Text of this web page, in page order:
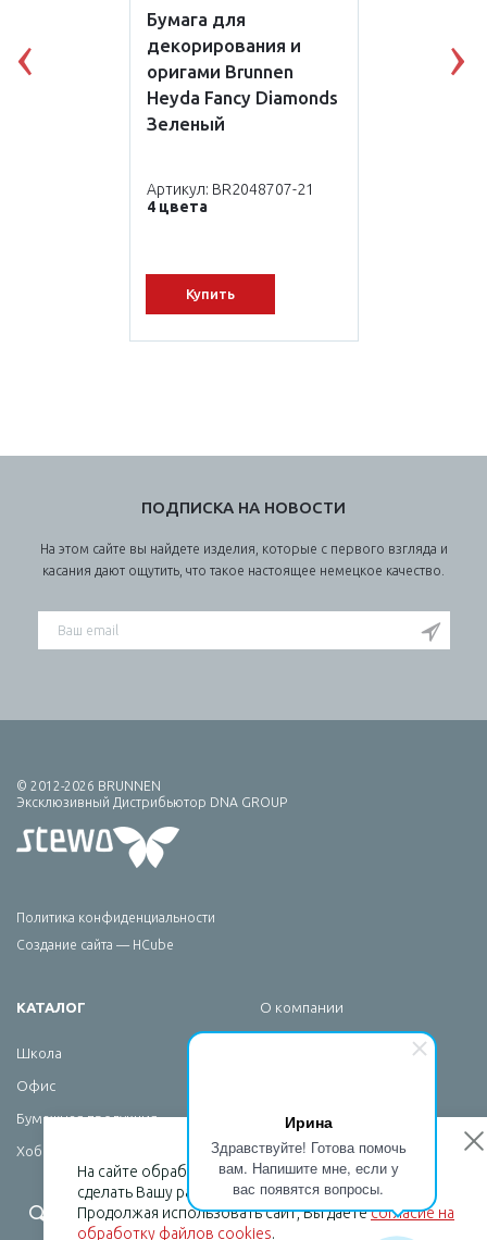
Ирина
Здравствуйте! Готова помочь
вам. Напишите мне, если у
вас появятся вопросы.
Бумага для
декорирования и
оригами Brunnen
Heyda Fancy Diamonds
Зеленый
Артикул: BR2048707-21
4 цвета
Купить
ПОДПИСКА НА НОВОСТИ
На этом сайте вы найдете изделия, которые с первого взгляда и
касания дают ощутить, что такое настоящее немецкое качество.
© 2012-2026 BRUNNEN
Эксклюзивный Дистрибьютор DNA GROUP
Политика конфиденциальности
Создание сайта — HCube
КАТАЛОГ
Школа
Офис
Бумажная продукция
Хобби
О компании
+7 (495) 232-07-08
На сайте обрабатываются файлы cookies, чтобы
сделать Вашу работу максимально удобной.
Продолжая использовать сайт, Вы даетесогласие на
обработку файлов cookies.